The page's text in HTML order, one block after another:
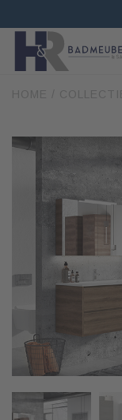
HOME COLLECTIE